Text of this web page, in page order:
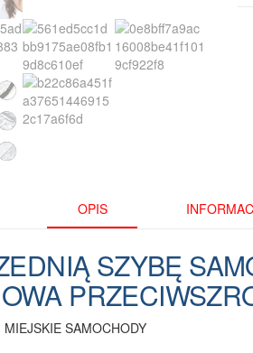
OPIS
SZYBĘ
SAMOCHODY